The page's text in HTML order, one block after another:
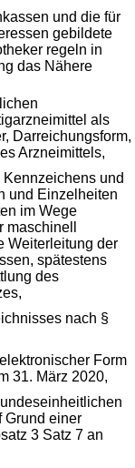
und die für
gebildete
regeln in
das Nähere
als
Darreichungsform,
Arzneimittels,
und
und Einzelheiten
im Wege
Weiterleitung der
spätestens
des
nach §
Form
31. März 2020,
Grund einer
3 Satz 7 an